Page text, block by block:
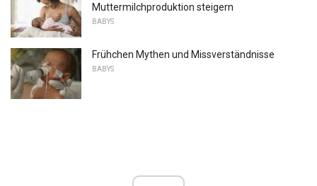
Muttermilchproduktion steigern
BABYS
Frühchen Mythen und Missverständnisse
BABYS